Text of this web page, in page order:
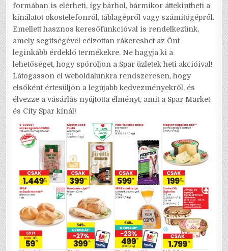
formában is elérheti, így bárhol, bármikor áttekintheti a
kínálatot okostelefonról, táblagépről vagy számítógépről.
Emellett hasznos keresőfunkcióval is rendelkezünk,
amely segítségével célzottan rákereshet az Önt
leginkább érdeklő termékekre. Ne hagyja ki a
lehetőséget, hogy spóroljon a Spar üzletek heti akcióival!
Látogasson el weboldalunkra rendszeresen, hogy
elsőként értesüljön a legújabb kedvezményekről, és
élvezze a vásárlás nyújtotta élményt, amit a Spar Market
és City Spar kínál!